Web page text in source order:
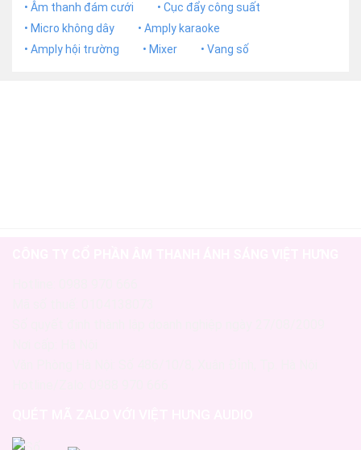
• Âm thanh đám cưới
• Cục đẩy công suất
• Micro không dây
• Amply karaoke
• Amply hội trường
• Mixer • Vang số